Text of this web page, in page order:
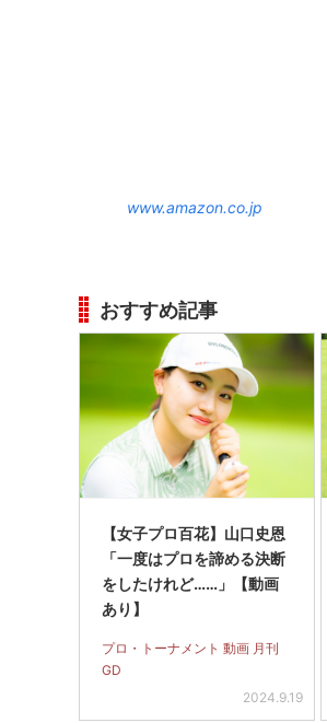
www.amazon.co.jp
おすすめ記事
【女子プロ百花】山口史恩
「一度はプロを諦める決断
をしたけれど……」【動画
あり】
プロ・トーナメント 動画 月刊
GD
2024.9.19